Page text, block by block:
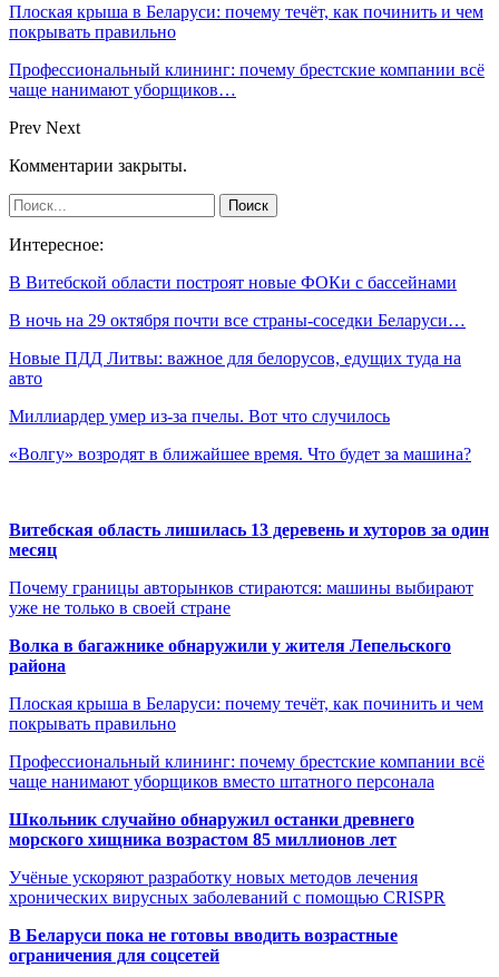
Плоская крыша в Беларуси: почему течёт, как починить и чем
покрывать правильно
Профессиональный клининг: почему брестские компании всё
чаще нанимают уборщиков…
Prev Next
Комментарии закрыты.
Интересное:
В Витебской области построят новые ФОКи с бассейнами
В ночь на 29 октября почти все страны-соседки Беларуси…
Новые ПДД Литвы: важное для белорусов, едущих туда на
авто
Миллиардер умер из-за пчелы. Вот что случилось
«Волгу» возродят в ближайшее время. Что будет за машина?
Витебская область лишилась 13 деревень и хуторов за один
месяц
Почему границы авторынков стираются: машины выбирают
уже не только в своей стране
Волка в багажнике обнаружили у жителя Лепельского
района
Плоская крыша в Беларуси: почему течёт, как починить и чем
покрывать правильно
Профессиональный клининг: почему брестские компании всё
чаще нанимают уборщиков вместо штатного персонала
Школьник случайно обнаружил останки древнего
морского хищника возрастом 85 миллионов лет
Учёные ускоряют разработку новых методов лечения
хронических вирусных заболеваний с помощью CRISPR
В Беларуси пока не готовы вводить возрастные
ограничения для соцсетей